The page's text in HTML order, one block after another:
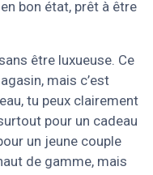
bon état, prêt à être
être luxueuse. Ce
mais c’est
tu peux clairement
pour un cadeau
un jeune couple
de gamme, mais